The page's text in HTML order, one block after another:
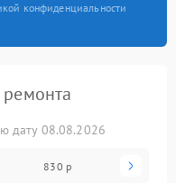
конфиденциальности
дату 08.08.2026
830 р